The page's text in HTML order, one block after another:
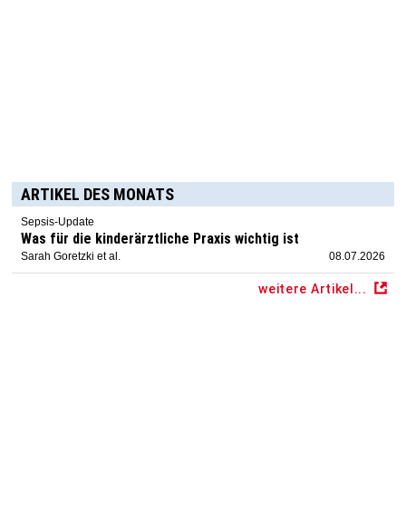
ARTIKEL DES MONATS
Sepsis-Update
Was für die kinderärztliche Praxis wichtig ist
Sarah Goretzki et al. 08.07.2026
weitere Artikel...